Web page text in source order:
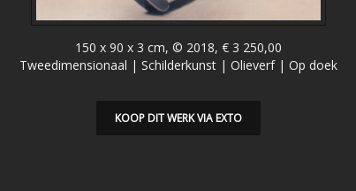
150 x 90 x 3 cm, © 2018, € 3 250,00
Tweedimensionaal | Schilderkunst | Olieverf | Op doek
KOOP DIT WERK VIA EXTO